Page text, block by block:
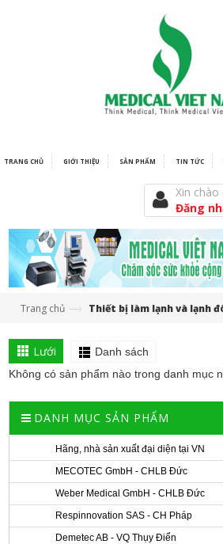
TRANG CHỦ GIỚI THIỆU SẢN PHẨM TIN TỨC
Xin chào
Đăng
Trang chủ —› Thiết bị làm lạnh và lạnh
Lưới Danh sách
Không có sản phẩm nào trong danh mục
DANH MỤC SẢN PHẨM
Hãng, nhà sản xuất đại diện tại VN
MECOTEC GmbH - CHLB Đức
Weber Medical GmbH - CHLB Đức
Respinnovation SAS - CH Pháp
Demetec AB - VQ Thụy Điển